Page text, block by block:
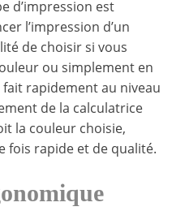
d’impression est
l’impression d’un
de choisir si vous
ou simplement en
rapidement au niveau
de la calculatrice
la couleur choisie,
fois rapide et de qualité.